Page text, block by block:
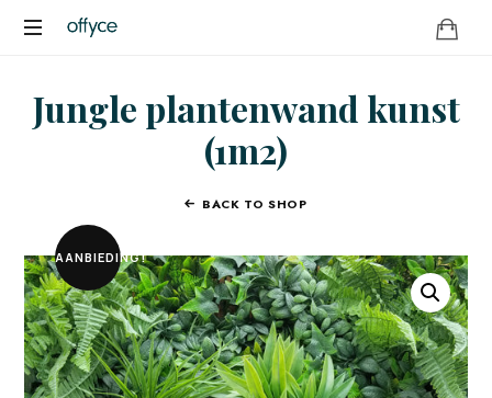
OFFYCE.NL
werkplek,
Jungle plantenwand kunst
(1m2)
BACK TO SHOP
AANBIEDING!